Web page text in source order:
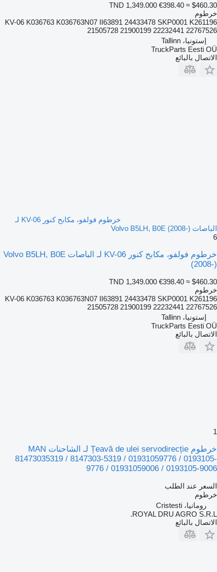
TND 1,349.000 €398.40 ≈ $460.30
خرطوم
KV-06 K036763 K036763N07 II63891 24433478 SKP0001 K261196
21505728 21900199 22232441 22767526
إستونيا، Tallinn
TruckParts Eesti OÜ
الاتصال بالبائع
خرطوم فولفو، مكابح كنور KV-06 لـ
الباصات Volvo B5LH, B0E (2008-)
6
خرطوم فولفو، مكابح كنور KV-06 لـ الباصات Volvo B5LH, B0E
(2008-)
TND 1,349.000 €398.40 ≈ $460.30
خرطوم
KV-06 K036763 K036763N07 II63891 24433478 SKP0001 K261196
21505728 21900199 22232441 22767526
إستونيا، Tallinn
TruckParts Eesti OÜ
الاتصال بالبائع
1
خرطوم Țeavă de ulei servodirecție لـ الشاحنات MAN
81473035319 / 8147303-5319 / 01931059776 / 0193105-
9776 / 01931059006 / 0193105-9006
السعر عند الطلب
خرطوم
رومانيا، Cristesti
ROYAL DRU AGRO S.R.L.
الاتصال بالبائع